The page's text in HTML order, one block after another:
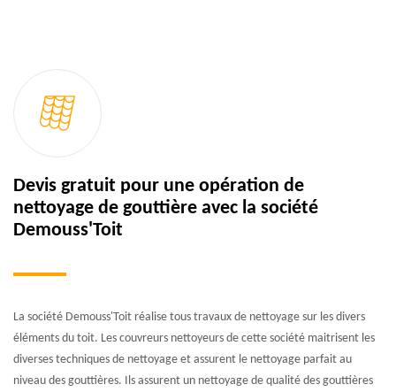
Devis gratuit pour une opération de
nettoyage de gouttière avec la société
Demouss'Toit
La société Demouss'Toit réalise tous travaux de nettoyage sur les divers
éléments du toit. Les couvreurs nettoyeurs de cette société maitrisent les
diverses techniques de nettoyage et assurent le nettoyage parfait au
niveau des gouttières. Ils assurent un nettoyage de qualité des gouttières